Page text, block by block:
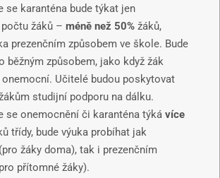
se karanténa bude týkat jen
žáků – méně než 50% žáků,
prezenčním způsobem ve škole. Bude
běžným způsobem, jako když žák
onemocní. Učitelé budou poskytovat
studijní podporu na dálku.
se onemocnění či karanténa týká více
třídy, bude výuka probíhat jak
žáky doma), tak i prezenčním
přítomné žáky).